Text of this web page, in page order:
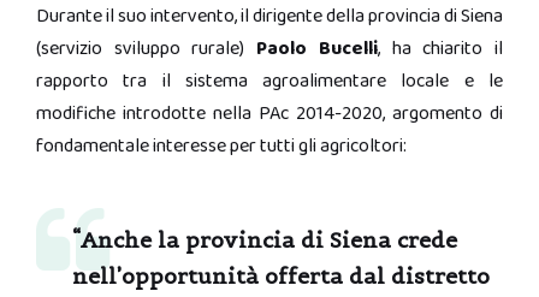
Durante il suo intervento, il dirigente della provincia di Siena
(servizio sviluppo rurale) Paolo Bucelli, ha chiarito il
rapporto tra il sistema agroalimentare locale e le
modifiche introdotte nella PAc 2014-2020, argomento di
fondamentale interesse per tutti gli agricoltori:
“Anche la provincia di Siena crede
nell’opportunità offerta dal distretto